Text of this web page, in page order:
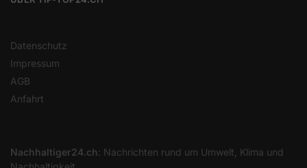
Datenschutz
Impressum
AGB
Anfahrt
Nachhaltiger24.ch: Nachrichten rund um Umwelt, Klima und